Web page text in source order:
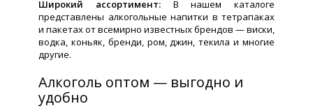
Широкий ассортимент:В нашем каталоге
представлены алкогольные напитки в тетрапаках
и пакетах от всемирно известных брендов — виски,
водка, коньяк, бренди, ром, джин, текила и многие
другие.
Алкоголь оптом — выгодно и
удобно